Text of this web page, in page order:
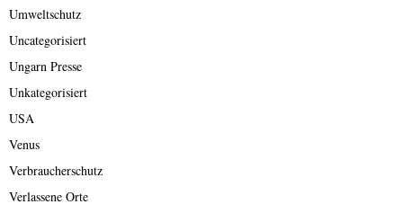
Umweltschutz
Uncategorisiert
Ungarn Presse
Unkategorisiert
USA
Venus
Verbraucherschutz
Verlassene Orte